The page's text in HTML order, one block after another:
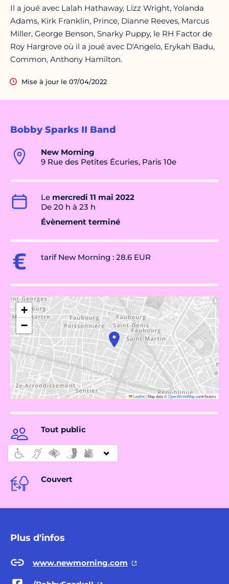
Bobby Sparks II Band
New Morning
9 Rue des Petites Écuries, Paris 10e
Le mercredi 11 mai 2022
De 20 h à 23 h
Évènement terminé
tarif New Morning : 28.6 EUR
+
−
Leaflet|Map data ©OpenStreetMapcontributors
Tout public
Couvert
Plus d'infos
www.newmorning.com
Il a joué avec Lalah Hathaway, Lizz Wright, Yolanda
Adams, Kirk Franklin, Prince, Dianne Reeves, Marcus
Miller, George Benson, Snarky Puppy, le RH Factor de
Roy Hargrove où il a joué avec D'Angelo, Erykah Badu,
Common, Anthony Hamilton.
Mise à jour le 07/04/2022